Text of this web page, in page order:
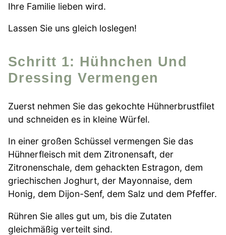
Ihre Familie lieben wird.
Lassen Sie uns gleich loslegen!
Schritt 1: Hühnchen Und
Dressing Vermengen
Zuerst nehmen Sie das gekochte Hühnerbrustfilet
und schneiden es in kleine Würfel.
In einer großen Schüssel vermengen Sie das
Hühnerfleisch mit dem Zitronensaft, der
Zitronenschale, dem gehackten Estragon, dem
griechischen Joghurt, der Mayonnaise, dem
Honig, dem Dijon-Senf, dem Salz und dem Pfeffer.
Rühren Sie alles gut um, bis die Zutaten
gleichmäßig verteilt sind.